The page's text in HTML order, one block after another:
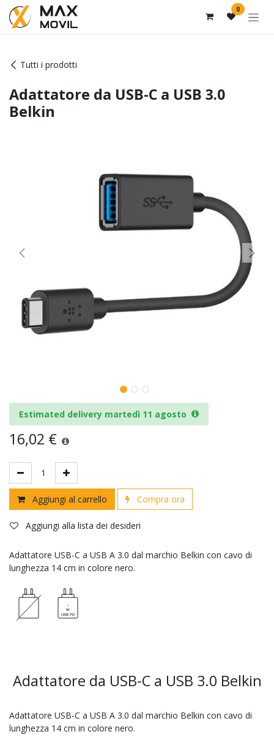
Passa al contenuto 0
Tutti i prodotti
Adattatore da USB-C a USB 3.0
Belkin
Estimated delivery martedì 11 agosto
16,02 €
Aggiungi al carrello Compra ora
Aggiungi alla lista dei desideri
Adattatore USB-C a USB A 3.0 dal marchio Belkin con cavo di
lunghezza 14 cm in colore nero.
Adattatore da USB-C a USB 3.0 Belkin
Adattatore USB-C a USB A 3.0 dal marchio Belkin con cavo di
lunghezza 14 cm in colore nero.